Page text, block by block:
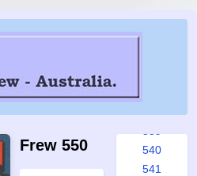
Frew 550
533
540
541